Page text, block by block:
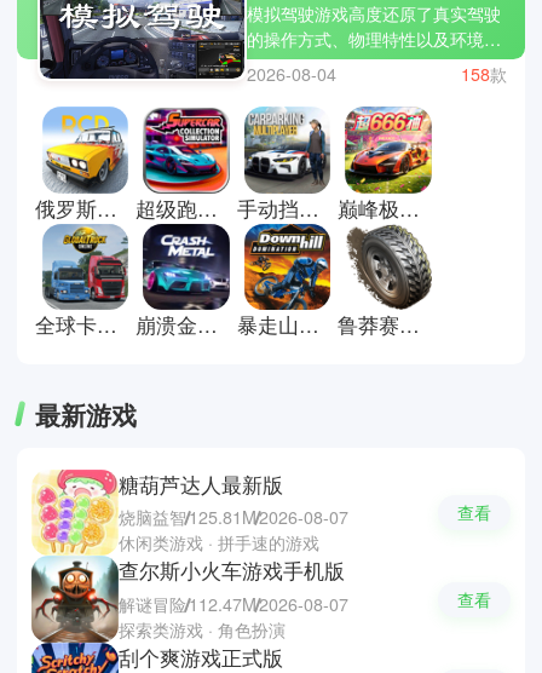
模拟驾驶游戏高度还原了真实驾驶
的操作方式、物理特性以及环境变
化，让你们体验汽车、卡车、火车
还是飞机等的交通工具。游戏通常
提供丰富的驾驶任务，例如运输货
物、竞速挑战或完成特定路线任
务，同时也能够自由探索开放世界
地图。小编今天为你们带来这几款
真实又好玩的卡车之星、巴士模
拟、越野疯狂赛车等等，真实物理
引擎让你感受加速、刹车、转向和
碰撞等效果，多样化的交通工具与
模拟玩法增加互动性和长期可玩
2026-08-04 158款
俄罗斯汽车漂移中文版 超级跑车收藏模拟器手机版 手动挡停车场中文版 巅峰极速官方正版
全球卡车模拟器联机版 崩溃金属赛车中文版 暴走山地自行车手机版 鲁莽赛车3汉化版
最新游戏
糖葫芦达人最新版
烧脑益智125.81M2026-08-07
休闲类游戏 · 拼手速的游戏
查看
查尔斯小火车游戏手机版
解谜冒险112.47M2026-08-07
探索类游戏 · 角色扮演
查看
刮个爽游戏正式版